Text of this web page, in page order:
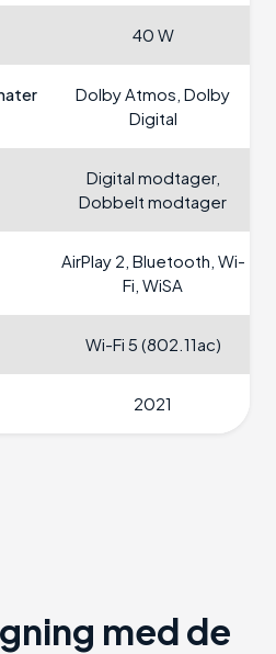
40 W
Dolby Atmos, Dolby
Digital
Digital modtager,
Dobbelt modtager
AirPlay 2, Bluetooth, Wi-
Fi, WiSA
Wi-Fi 5 (802.11ac)
2021
med de